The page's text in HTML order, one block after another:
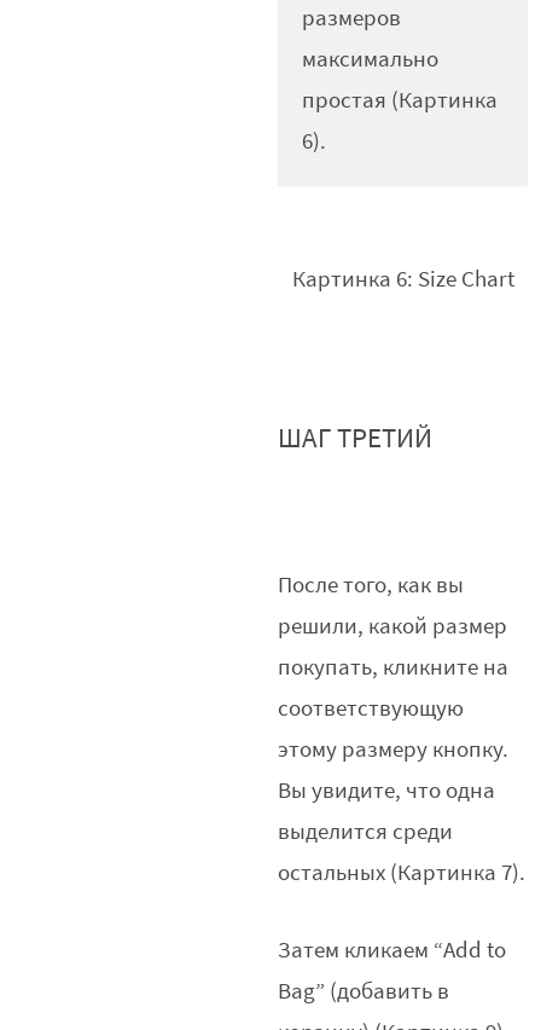
размеров
максимально
простая (Картинка
6).
Картинка 6: Size Chart
ШАГ ТРЕТИЙ
После того, как вы
решили, какой размер
покупать, кликните на
соответствующую
этому размеру кнопку.
Вы увидите, что одна
выделится среди
остальных (Картинка 7).
Затем кликаем “Add to
Bag” (добавить в